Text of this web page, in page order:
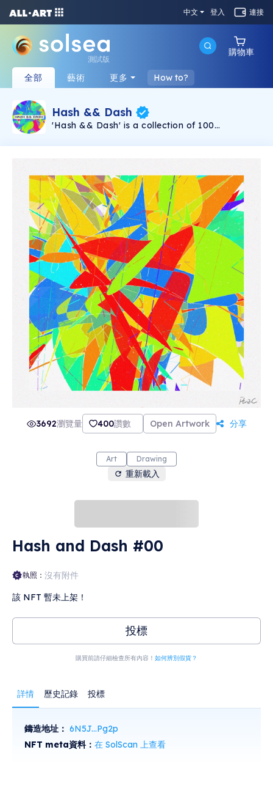
中文 登入 連接
測試版
購物車
全部 藝術 更多 How to?
Hash && Dash
'Hash && Dash' is a collection of 100
addresses as seed. It was created using p5js,
Christin Penz. Each mint can be reconstructed
using the original generative script, each
script's SHA-256 fingerprint can be found in the
respective token transaction.
3692瀏覽量 400讚數 Open Artwork 分享
Art Drawing
重新載入
Hash and Dash #00
執照： 沒有附件
該 NFT 暫未上架！
投標
購買前請仔細檢查所有內容！ 如何辨別假貨？
詳情 歷史記錄 投標
鑄造地址： 6N5J...Pg2p
NFT meta資料： 在 SolScan 上查看